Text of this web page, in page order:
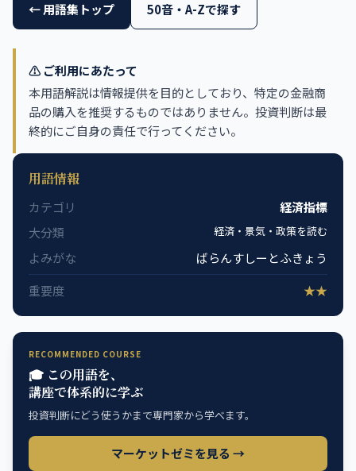
← 用語集トップ 50音・A-Zで探す
⚠️ ご利用にあたって
本用語解説は情報提供を目的としており、特定の金融商
品の購入を推奨するものではありません。投資判断は最
終的にご自身の責任で行ってください。
用語情報
カテゴリ
経済指標
大分類
経済・景気・政策を読む
よみがな
ばらんすしーとふきょう
重要度
★★
RECOMMENDED COURSE
🎓 この用語を、
講座で体系的に学ぶ
投資判断にどう使うかまで専門家から学べます。
マーケットゼミを見る →